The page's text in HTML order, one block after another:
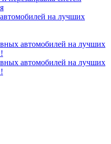
на лучших
автомобилей на лучших
автомобилей на лучших